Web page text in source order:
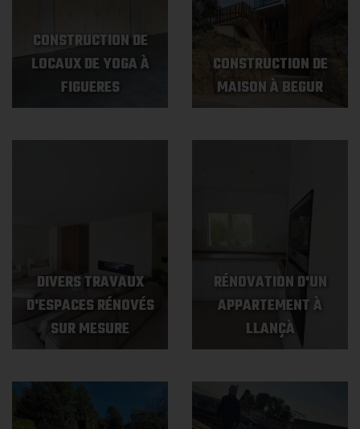
CONSTRUCTION DE
LOCAUX DE YOGA À
FIGUERES
CONSTRUCTION DE
MAISON À BEGUR
DIVERS TRAVAUX
D'ESPACES RÉNOVÉS
SUR MESURE
RÉNOVATION D'UN
APPARTEMENT À
LLANÇÀ